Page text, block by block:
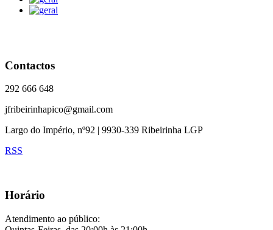
Contactos
292 666 648
jfribeirinhapico@gmail.com
Largo do Império, nº92 | 9930-339 Ribeirinha LGP
RSS
Horário
Atendimento ao público: